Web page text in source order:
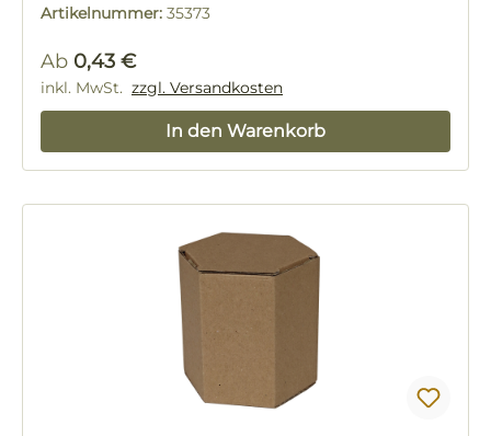
Artikelnummer: 35373
Regulärer Preis:
Ab 0,43 €
inkl. MwSt. zzgl. Versandkosten
In den Warenkorb